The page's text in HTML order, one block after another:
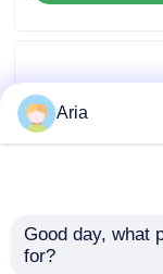
ニュース
引金 を 求め
パネウマティ
3/4 インチ BSP
Aria
Good day, what
for?